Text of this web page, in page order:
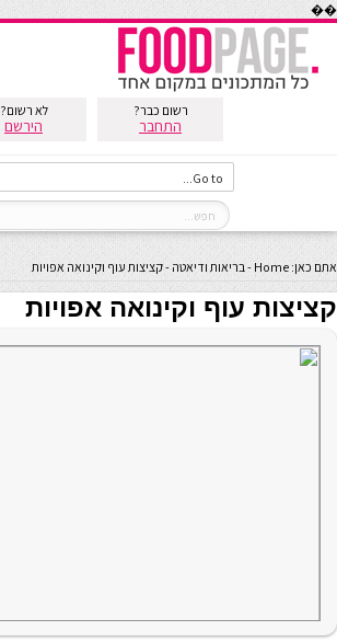
��
רשום כבר?
התחבר
לא רשום?
הירשם
אתם כאן: Home
-בריאות ודיאטה -קציצות עוף וקינואה אפויות
קציצות עוף וקינואה אפויות